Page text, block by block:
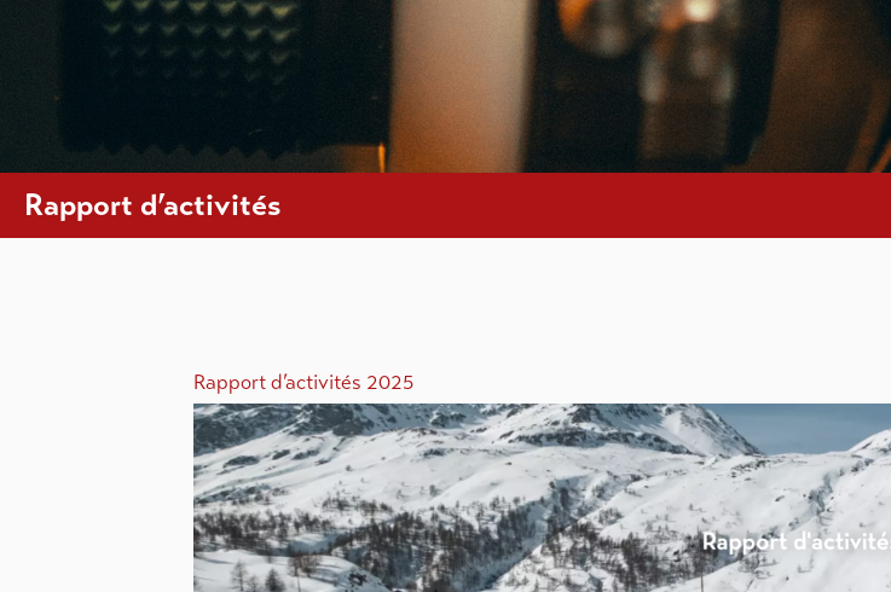
Rapport d’activités
Rapport d’activités 2025